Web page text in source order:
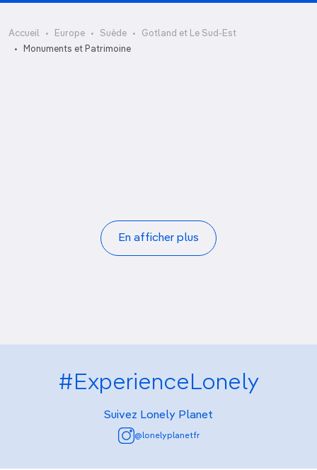
Accueil Europe Suède
Gotland et Le Sud-Est
Monuments et Patrimoine
En afficher plus
#ExperienceLonely
Suivez Lonely Planet
@lonelyplanetfr